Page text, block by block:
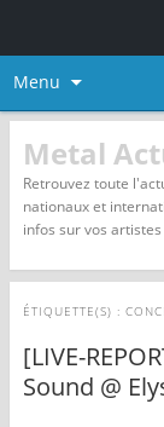
Menu
Metal
Retrouvez toute
nationaux et
infos sur vos
ÉTIQUETTE(S) :
[LIVE-
Sound @